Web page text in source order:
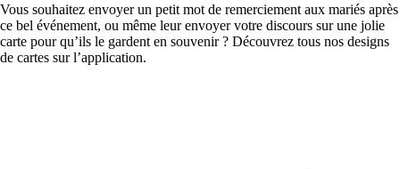
Vous souhaitez envoyer un petit mot de remerciement aux mariés après
ce bel événement, ou même leur envoyer votre discours sur une jolie
carte pour qu’ils le gardent en souvenir ? Découvrez tous nos designs
de cartes sur l’application.